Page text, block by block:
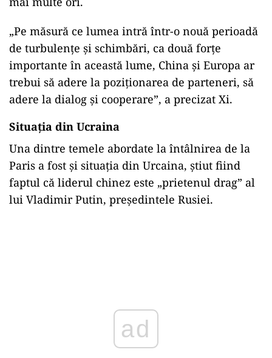
de comerţul cu China se înscrie pe aceeași linie
cu abordarea Washingtonului. Washingtonul nu
va accepta ca noile industrii să fie „decimate” de
importurile chinezeşti, a avertizat China
secretarul american al Trezoreriei, Janet Yellen.
Pentru președinteleXi
reprezintă o prioritate a politicii externe a
Chinei, după cum a declarat acesta public de
mai multe ori.
„Pe măsură ce lumea intră într-o nouă perioadă
Situația din Ucraina
Una dintre temele abordate la întâlnirea de la
Paris a fost și situația din Urcaina, știut fiind